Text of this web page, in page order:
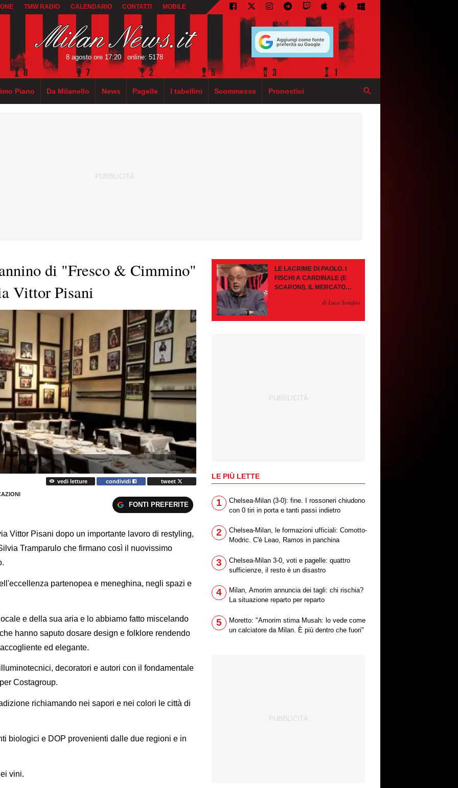
TMW RADIO CALENDARIO CONTATTI MOBILE
8 agosto ore 17:20 online: 5178
Piano Da Milanello News Pagelle I tabellini Scommesse Pronostici
di "Fresco & Cimmino"
Vittor Pisani
vedi letture condividi tweet
FONTI PREFERITE
Vittor Pisani dopo un importante lavoro di restyling,
Tramparulo che firmano così il nuovissimo
partenopea e meneghina, negli spazi e
e della sua aria e lo abbiamo fatto miscelando
hanno saputo dosare design e folklore rendendo
ed elegante.
decoratori e autori con il fondamentale
Costagroup.
richiamando nei sapori e nei colori le città di
biologici e DOP provenienti dalle due regioni e in
vini.
LE LACRIME DI PAOLO. I
FISCHI A CARDINALE (E
SCARONI). IL MERCATO
PAZIENZA, SE RESTA È
di Luca Serafini
LE PIÙ LETTE
1
Chelsea-Milan (3-0): fine. I rossoneri chiudono
con 0 tiri in porta e tanti passi indietro
2
Chelsea-Milan, le formazioni ufficiali: Comotto-
Modric. C'è Leao, Ramos in panchina
3
Chelsea-Milan 3-0, voti e pagelle: quattro
sufficienze, il resto è un disastro
4
Milan, Amorim annuncia dei tagli: chi rischia?
La situazione reparto per reparto
5
Moretto: "Amorim stima Musah: lo vede come
un calciatore da Milan. È più dentro che fuori"